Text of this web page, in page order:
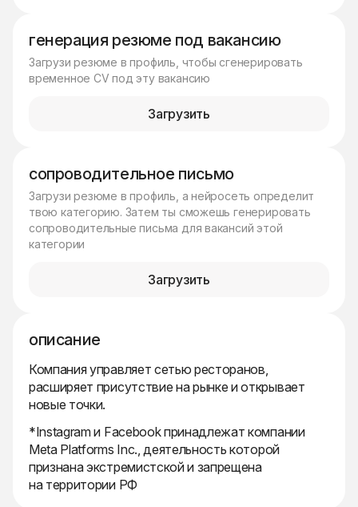
генерация резюме под вакансию
Загрузи резюме в профиль, чтобы сгенерировать
временное CV под эту вакансию
Загрузить
сопроводительное письмо
Загрузи резюме в профиль, а нейросеть определит
твою категорию. Затем ты сможешь генерировать
сопроводительные письма для вакансий этой
категории
Загрузить
описание
Компания управляет сетью ресторанов,
расширяет присутствие на рынке и открывает
новые точки.
*Instagram и Facebook принадлежат компании
Meta Platforms Inc., деятельность которой
признана экстремистской и запрещена
на территории РФ